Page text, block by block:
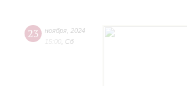
23 ноября 2024
15:00 Сб